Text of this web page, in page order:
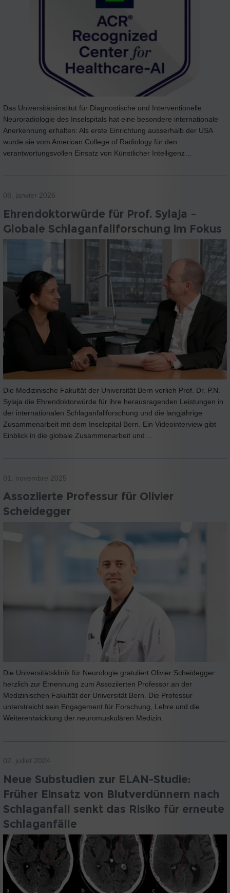
Das Universitätsinstitut für Diagnostische und Interventionelle
Neuroradiologie des Inselspitals hat eine besondere internationale
Anerkennung erhalten: Als erste Einrichtung ausserhalb der USA
wurde sie vom American College of Radiology für den
verantwortungsvollen Einsatz von Künstlicher Intelligenz…
08. janvier 2026
Ehrendoktorwürde für Prof. Sylaja –
Globale Schlaganfallforschung im Fokus
Die Medizinische Fakultät der Universität Bern verlieh Prof. Dr. P.N.
Sylaja die Ehrendoktorwürde für ihre herausragenden Leistungen in
der internationalen Schlaganfallforschung und die langjährige
Zusammenarbeit mit dem Inselspital Bern. Ein Videointerview gibt
Einblick in die globale Zusammenarbeit und…
01. novembre 2025
Assoziierte Professur für Olivier
Scheidegger
Die Universitätsklinik für Neurologie gratuliert Olivier Scheidegger
herzlich zur Ernennung zum Assoziierten Professor an der
Medizinischen Fakultät der Universität Bern. Die Professur
unterstreicht sein Engagement für Forschung, Lehre und die
Weiterentwicklung der neuromuskulären Medizin.
02. juillet 2024
Neue Substudien zur ELAN-Studie:
Früher Einsatz von Blutverdünnern nach
Schlaganfall senkt das Risiko für erneute
Schlaganfälle